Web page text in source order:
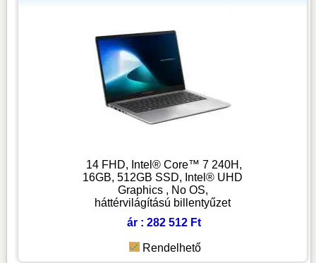
14 FHD, Intel® Core™ 7 240H,
16GB, 512GB SSD, Intel® UHD
Graphics , No OS,
háttérvilágítású billentyűzet
ár : 282 512 Ft
Rendelhető